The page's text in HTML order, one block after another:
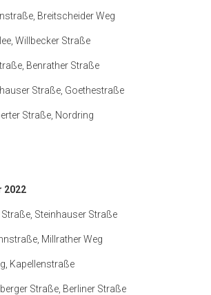
Breitscheider Weg
Willbecker Straße
Benrather Straße
Straße, Goethestraße
Straße, Nordring
2022
Steinhauser Straße
Millrather Weg
Kapellenstraße
Straße, Berliner Straße